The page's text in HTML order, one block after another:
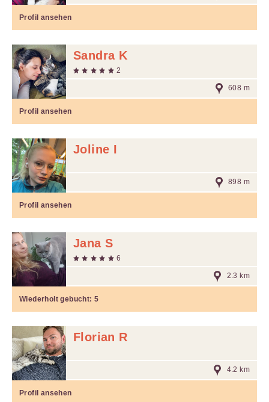
Profil ansehen
Sandra K
2
608 m
Profil ansehen
Joline I
898 m
Profil ansehen
Jana S
6
2.3 km
Wiederholt gebucht:5
Florian R
4.2 km
Profil ansehen